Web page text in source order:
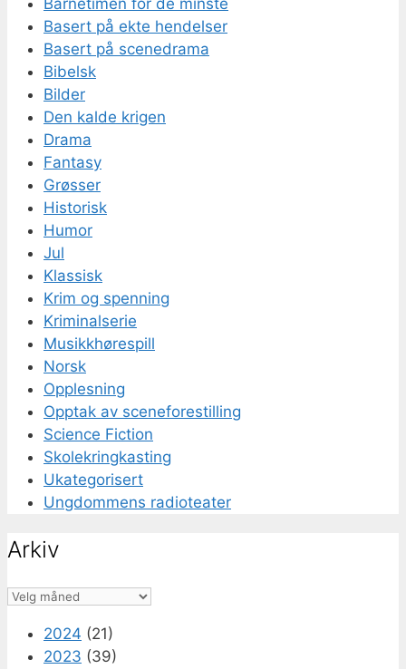
Basert på ekte hendelser
Basert på scenedrama
Bibelsk
Bilder
Den kalde krigen
Drama
Fantasy
Grøsser
Historisk
Humor
Jul
Klassisk
Krim og spenning
Kriminalserie
Musikkhørespill
Norsk
Opplesning
Opptak av sceneforestilling
Science Fiction
Skolekringkasting
Ukategorisert
Ungdommens radioteater
Arkiv
Arkiv
2024 (21)
2023 (39)